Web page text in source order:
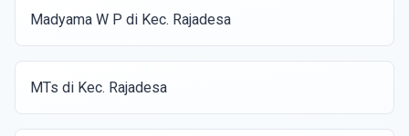
Madyama W P di Kec. Rajadesa
MTs di Kec. Rajadesa